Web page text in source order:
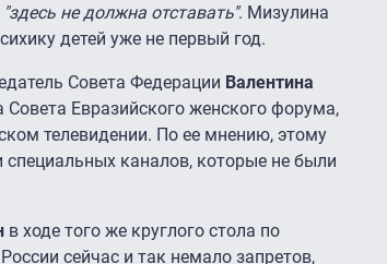
"здесь не должна отставать". Мизулина
детей уже не первый год.
Совета Федерации Валентина
Совета Евразийского женского форума,
телевидении. По ее мнению, этому
специальных каналов, которые не были
в ходе того же круглого стола по
сейчас и так немало запретов,